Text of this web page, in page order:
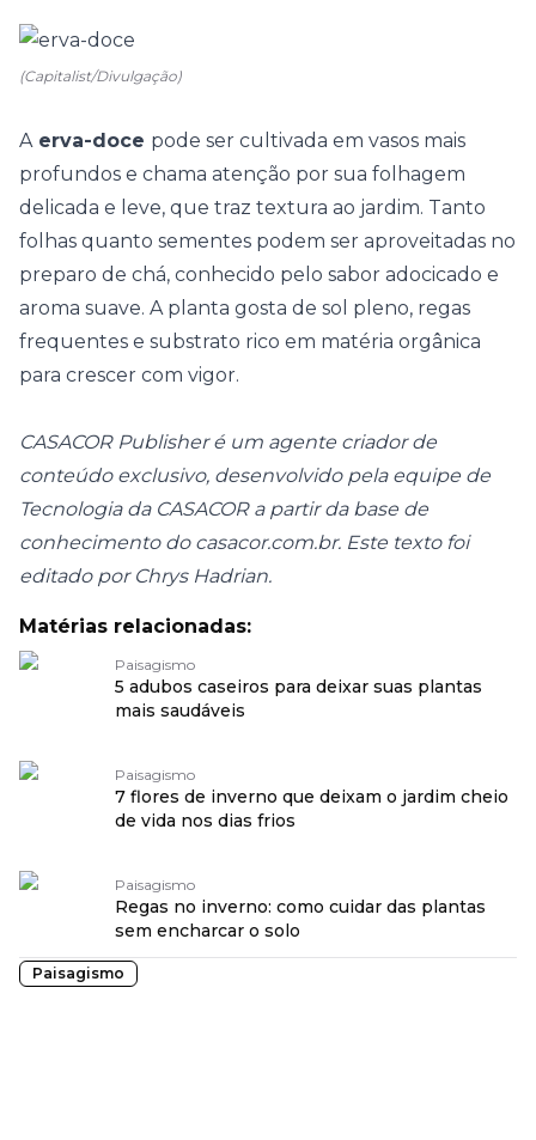
(Capitalist/Divulgação)
A erva-doce pode ser cultivada em vasos mais
profundos e chama atenção por sua folhagem
delicada e leve, que traz textura ao jardim. Tanto
folhas quanto sementes podem ser aproveitadas no
preparo de chá, conhecido pelo sabor adocicado e
aroma suave. A planta gosta de sol pleno, regas
frequentes e substrato rico em matéria orgânica
para crescer com vigor.
CASACOR Publisher é um agente criador de
conteúdo exclusivo, desenvolvido pela equipe de
Tecnologia da CASACOR a partir da base de
conhecimento do casacor.com.br. Este texto foi
editado por Chrys Hadrian.
Matérias relacionadas:
Paisagismo
5 adubos caseiros para deixar suas plantas
mais saudáveis
Paisagismo
7 flores de inverno que deixam o jardim cheio
de vida nos dias frios
Paisagismo
Regas no inverno: como cuidar das plantas
sem encharcar o solo
Paisagismo